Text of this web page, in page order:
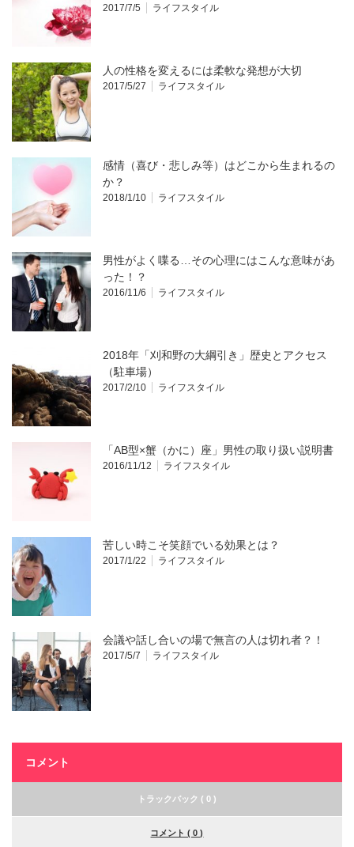
2017/7/5 ライフスタイル
人の性格を変えるには柔軟な発想が大切
2017/5/27 ライフスタイル
感情（喜び・悲しみ等）はどこから生まれるの
か？
2018/1/10 ライフスタイル
男性がよく喋る…その心理にはこんな意味があ
った！？
2016/11/6 ライフスタイル
2018年「刈和野の大綱引き」歴史とアクセス
（駐車場）
2017/2/10 ライフスタイル
「AB型×蟹（かに）座」男性の取り扱い説明書
2016/11/12 ライフスタイル
苦しい時こそ笑顔でいる効果とは？
2017/1/22 ライフスタイル
会議や話し合いの場で無言の人は切れ者？！
2017/5/7 ライフスタイル
コメント
トラックバック ( 0 )
コメント ( 0 )